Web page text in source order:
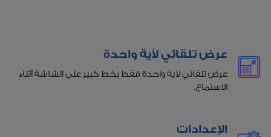
عرض تلقائي لآية واحدة
عرض تلقائي لآية واحدة فقط بخط كبير على الشاشة أثناء
الاستماع.
الإعدادات